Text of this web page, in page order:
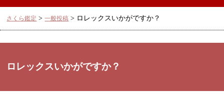
さくら鑑定 >一般投稿 > ロレックスいかがですか？
ロレックスいかがですか？